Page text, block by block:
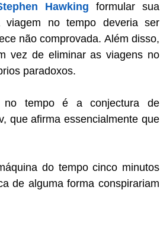
Hawking formular sua
viagem no tempo deveria ser
não comprovada. Além disso,
vez de eliminar as viagens no
paradoxos.
no tempo é a conjectura de
que afirma essencialmente que
do tempo cinco minutos
de alguma forma conspirariam